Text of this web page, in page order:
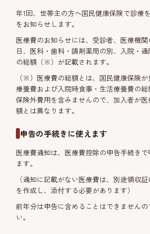
年1回、世帯主の方へ国民健康保険で診療
をお知らせします。
医療費のお知らせには、受診者、医療機関
日、医科・歯科・調剤薬局の別、入院・
の総額（※）が記載されます。
（※）医療費の総額とは、国民健康保険
療養費および入院時食事・生活療養費の総
保険外費用を含みませんので、加入者が
額とは異なります。
申告の手続きに使えます
医療費通知は、医療費控除の申告手続き
ます。
（通知に記載がない医療費は、別途領収
を作成し、添付する必要があります）
前年分は申告に含めることはできません
い。